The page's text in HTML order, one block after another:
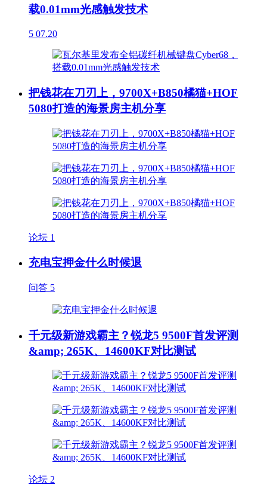
载0.01mm光感触发技术
5 07.20
把钱花在刀刃上，9700X+B850橘猫+HOF
5080打造的海景房主机分享
论坛 1
充电宝押金什么时候退
问答 5
千元级新游戏霸主？锐龙5 9500F首发评测
&amp; 265K、14600KF对比测试
论坛 2